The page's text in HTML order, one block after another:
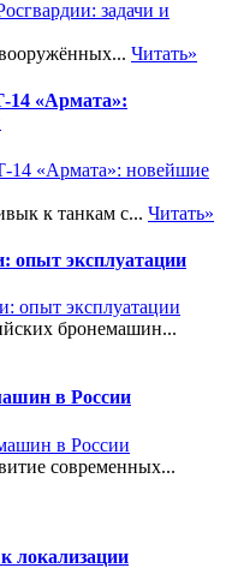
Читать»
14 «Армата»:
к танкам с... Читать»
опыт эксплуатации
бронемашин...
в России
современных...
локализации